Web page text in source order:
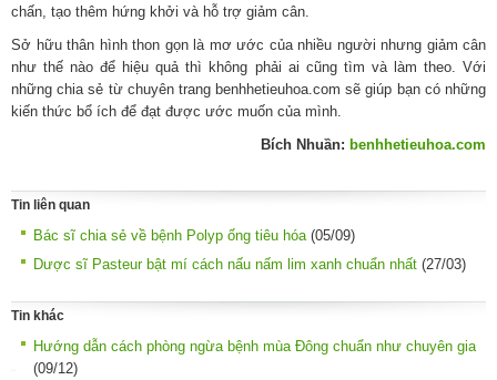
chấn, tạo thêm hứng khởi và hỗ trợ giảm cân.
Sở hữu thân hình thon gọn là mơ ước của nhiều người nhưng giảm cân
như thế nào để hiệu quả thì không phải ai cũng tìm và làm theo. Với
những chia sẻ từ chuyên trang benhhetieuhoa.com sẽ giúp bạn có những
kiến thức bổ ích để đạt được ước muốn của mình.
Bích Nhuần: benhhetieuhoa.com
Tin liên quan
Bác sĩ chia sẻ về bệnh Polyp ống tiêu hóa (05/09)
Dược sĩ Pasteur bật mí cách nấu nấm lim xanh chuẩn nhất (27/03)
Tin khác
Hướng dẫn cách phòng ngừa bệnh mùa Đông chuẩn như chuyên gia
(09/12)